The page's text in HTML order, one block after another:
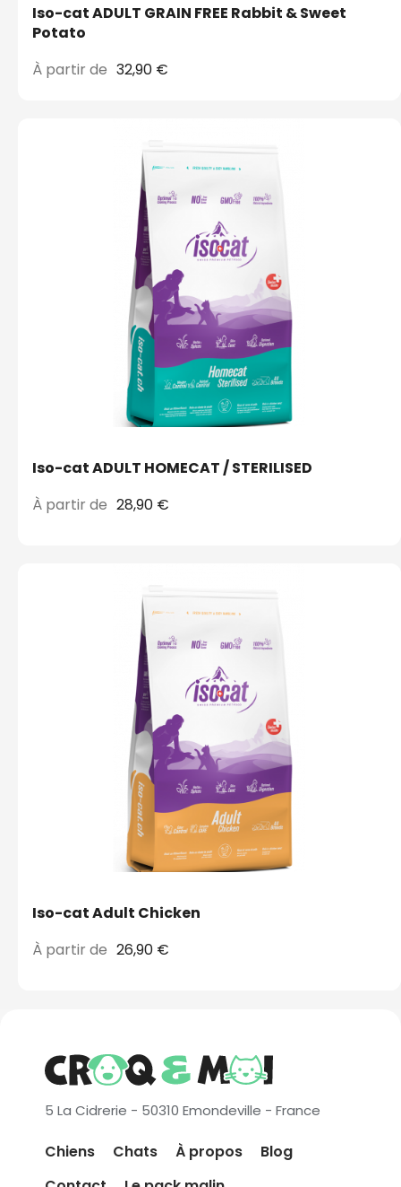
Iso-cat ADULT GRAIN FREE Rabbit & Sweet
Potato
À partir de 32,90 €
Iso-cat ADULT HOMECAT / STERILISED
À partir de 28,90 €
Iso-cat Adult Chicken
À partir de 26,90 €
5 La Cidrerie - 50310 Emondeville - France
Chiens Chats À propos
Blog